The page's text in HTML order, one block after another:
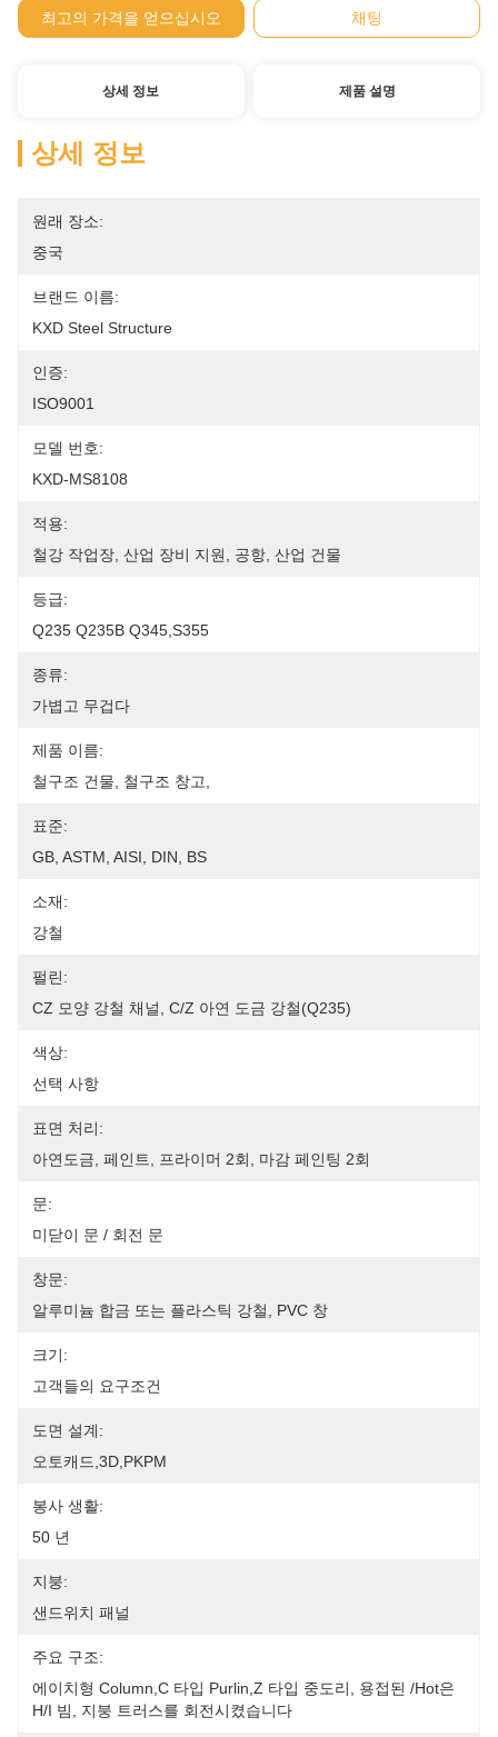
최고의 가격을 얻으십시오 채팅
상세 정보 제품 설명
상세 정보
원래 장소:
중국
브랜드 이름:
KXD Steel Structure
인증:
ISO9001
모델 번호:
KXD-MS8108
적용:
철강 작업장, 산업 장비 지원, 공항, 산업 건물
등급:
Q235 Q235B Q345,S355
종류:
가볍고 무겁다
제품 이름:
철구조 건물, 철구조 창고,
표준:
GB, ASTM, AISI, DIN, BS
소재:
강철
펄린:
CZ 모양 강철 채널, C/Z 아연 도금 강철(Q235)
색상:
선택 사항
표면 처리:
아연도금, 페인트, 프라이머 2회, 마감 페인팅 2회
문:
미닫이 문 / 회전 문
창문:
알루미늄 합금 또는 플라스틱 강철, PVC 창
크기:
고객들의 요구조건
도면 설계:
오토캐드,3D,PKPM
봉사 생활:
50 년
지붕:
샌드위치 패널
주요 구조:
에이치형 Column,C 타입 Purlin,Z 타입 중도리, 용접된 /hot은
H/I 빔, 지붕 트러스를 회전시켰습니다